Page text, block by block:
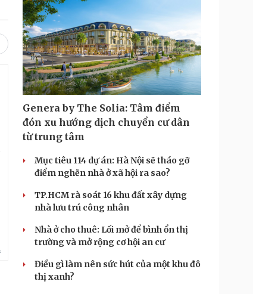
Genera by The Solia: Tâm điểm
đón xu hướng dịch chuyển cư dân
từ trung tâm
Mục tiêu 114 dự án: Hà Nội sẽ tháo gỡ
điểm nghẽn nhà ở xã hội ra sao?
TP.HCM rà soát 16 khu đất xây dựng
nhà lưu trú công nhân
Nhà ở cho thuê: Lối mở để bình ổn thị
trường và mở rộng cơ hội an cư
Điều gì làm nên sức hút của một khu đô
thị xanh?